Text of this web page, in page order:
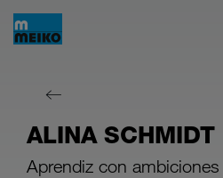
ALINA SCHMIDT
Aprendiz con ambiciones